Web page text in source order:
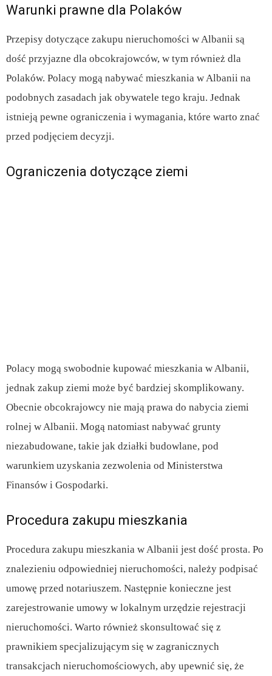
Warunki prawne dla Polaków
Przepisy dotyczące zakupu nieruchomości w Albanii są
dość przyjazne dla obcokrajowców, w tym również dla
Polaków. Polacy mogą nabywać mieszkania w Albanii na
podobnych zasadach jak obywatele tego kraju. Jednak
istnieją pewne ograniczenia i wymagania, które warto znać
przed podjęciem decyzji.
Ograniczenia dotyczące ziemi
Polacy mogą swobodnie kupować mieszkania w Albanii,
jednak zakup ziemi może być bardziej skomplikowany.
Obecnie obcokrajowcy nie mają prawa do nabycia ziemi
rolnej w Albanii. Mogą natomiast nabywać grunty
niezabudowane, takie jak działki budowlane, pod
warunkiem uzyskania zezwolenia od Ministerstwa
Finansów i Gospodarki.
Procedura zakupu mieszkania
Procedura zakupu mieszkania w Albanii jest dość prosta. Po
znalezieniu odpowiedniej nieruchomości, należy podpisać
umowę przed notariuszem. Następnie konieczne jest
zarejestrowanie umowy w lokalnym urzędzie rejestracji
nieruchomości. Warto również skonsultować się z
prawnikiem specjalizującym się w zagranicznych
transakcjach nieruchomościowych, aby upewnić się, że